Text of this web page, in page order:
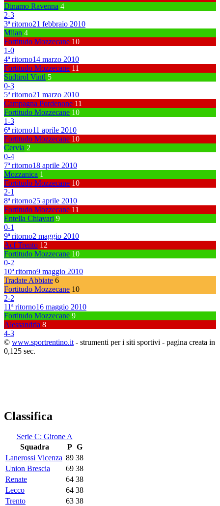
Dinamo Ravenna 4
2-3
3ª ritorno21 febbraio 2010
Milan 4
Fortitudo Mozzecane 10
1-0
4ª ritorno14 marzo 2010
Fortitudo Mozzecane 11
Südtirol Vintl 5
0-3
5ª ritorno21 marzo 2010
Campagna Pordenone 11
Fortitudo Mozzecane 10
1-3
6ª ritorno11 aprile 2010
Fortitudo Mozzecane 10
Cervia 2
0-4
7ª ritorno18 aprile 2010
Mozzanica 1
Fortitudo Mozzecane 10
2-1
8ª ritorno25 aprile 2010
Fortitudo Mozzecane 11
Entella Chiavari 9
0-1
9ª ritorno2 maggio 2010
Acf Trento 12
Fortitudo Mozzecane 10
0-2
10ª ritorno9 maggio 2010
Tradate Abbiate 6
Fortitudo Mozzecane 10
2-2
11ª ritorno16 maggio 2010
Fortitudo Mozzecane 9
Alessandria 8
4-3
© www.sportrentino.it - strumenti per i siti sportivi - pagina creata in
0,125 sec.
Classifica
Serie C: Girone A
Squadra
P G
Lanerossi Vicenza 89 38
Union Brescia
69 38
Renate
64 38
Lecco
64 38
Trento
63 38